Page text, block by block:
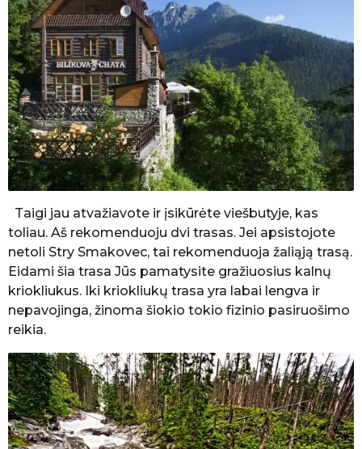
Taigi jau atvažiavote ir įsikūrėte viešbutyje, kas
toliau. Aš rekomenduoju dvi trasas. Jei apsistojote
netoli Stry Smakovec, tai rekomenduoja žaliąją trasą.
Eidami šia trasa Jūs pamatysite gražiuosius kalnų
kriokliukus. Iki kriokliukų trasa yra labai lengva ir
nepavojinga, žinoma šiokio tokio fizinio pasiruošimo
reikia.